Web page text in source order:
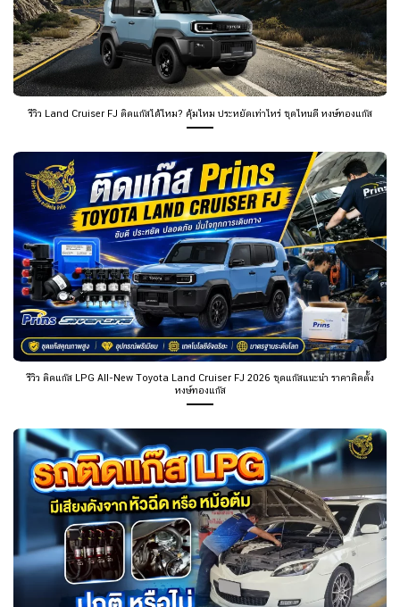
รีวิว Land Cruiser FJ ติดแก๊สได้ไหม? คุ้มไหม ประหยัดเท่าไหร่ ชุดไหนดี หงษ์ทองแก๊ส
รีวิว ติดแก๊ส LPG All-New Toyota Land Cruiser FJ 2026 ชุดแก๊สแนะนำ ราคาติดตั้ง
หงษ์ทองแก๊ส